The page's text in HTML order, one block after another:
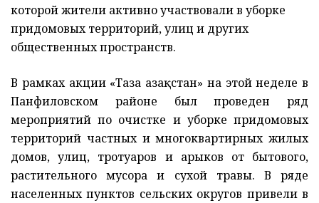
которой жители активно участвовали в уборке
придомовых территорий, улиц и других
общественных пространств.
В рамках акции «Таза Қазақстан» на этой неделе в
Панфиловском районе был проведен ряд
мероприятий по очистке и уборке придомовых
территорий частных и многоквартирных жилых
домов, улиц, тротуаров и арыков от бытового,
растительного мусора и сухой травы. В ряде
населенных пунктов сельских округов привели в